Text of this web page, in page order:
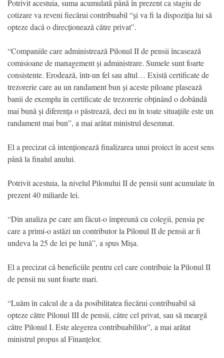
Potrivit acestuia, suma acumulată până în prezent ca stagiu de
cotizare va reveni fiecărui contribuabil “și va fi la dispoziția lui să
opteze dacă o direcționează către privat”.
“Companiile care administrează Pilonul II de pensii încasează
comisioane de management și administrare. Sumele sunt foarte
consistente. Erodează, într-un fel sau altul… Există certificate de
trezorerie care au un randament bun și aceste piloane plasează
banii de exemplu în certificate de trezorerie obținând o dobândă
mai bună și diferența o păstrează, deci nu în toate situațiile este un
randament mai bun”, a mai arătat ministrul desemnat.
El a precizat că intenționează finalizarea unui proiect în acest sens
până la finalul anului.
Potrivit acestuia, la nivelul Pilonului II de pensii sunt acumulate în
prezent 40 miliarde lei.
“Din analiza pe care am făcut-o împreună cu colegii, pensia pe
care a primi-o astăzi un contributor la Pilonul II de pensii ar fi
undeva la 25 de lei pe lună”, a spus Mișa.
El a precizat că beneficiile pentru cel care contribuie la Pilonul II
de pensii nu sunt foarte mari.
“Luăm în calcul de a da posibilitatea fiecărui contribuabil să
opteze către Pilonul III de pensii, către cel privat, sau să meargă
către Pilonul I. Este alegerea contribuabililor”, a mai arătat
ministrul propus al Finanțelor.